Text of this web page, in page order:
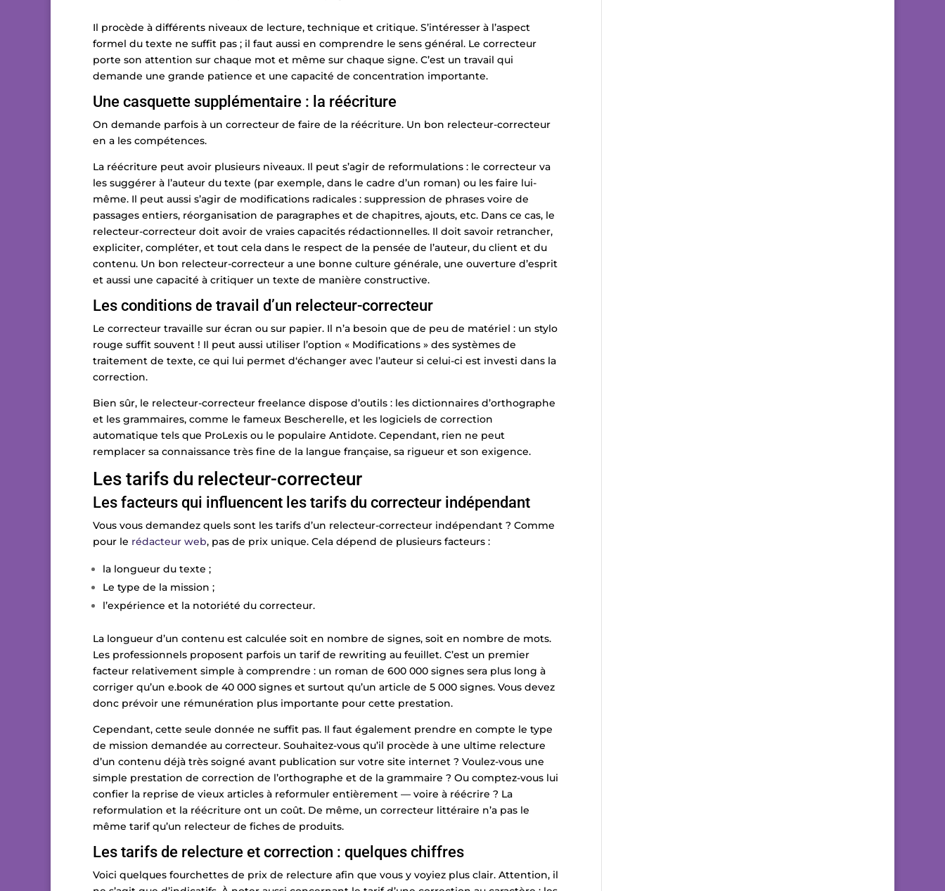
Il procède à différents niveaux de lecture, technique et critique. S’intéresser à l’aspect
formel du texte ne suffit pas ; il faut aussi en comprendre le sens général. Le correcteur
porte son attention sur chaque mot et même sur chaque signe. C’est un travail qui
demande une grande patience et une capacité de concentration importante.
Une casquette supplémentaire : la réécriture
On demande parfois à un correcteur de faire de la réécriture. Un bon relecteur-correcteur
en a les compétences.
La réécriture peut avoir plusieurs niveaux. Il peut s’agir de reformulations : le correcteur va
les suggérer à l’auteur du texte (par exemple, dans le cadre d’un roman) ou les faire lui-
même. Il peut aussi s’agir de modifications radicales : suppression de phrases voire de
passages entiers, réorganisation de paragraphes et de chapitres, ajouts, etc. Dans ce cas, le
relecteur-correcteur doit avoir de vraies capacités rédactionnelles. Il doit savoir retrancher,
expliciter, compléter, et tout cela dans le respect de la pensée de l’auteur, du client et du
contenu. Un bon relecteur-correcteur a une bonne culture générale, une ouverture d’esprit
et aussi une capacité à critiquer un texte de manière constructive.
Les conditions de travail d’un relecteur-correcteur
Le correcteur travaille sur écran ou sur papier. Il n’a besoin que de peu de matériel : un stylo
rouge suffit souvent ! Il peut aussi utiliser l’option « Modifications » des systèmes de
traitement de texte, ce qui lui permet d‘échanger avec l’auteur si celui-ci est investi dans la
correction.
Bien sûr, le relecteur-correcteur freelance dispose d’outils : les dictionnaires d’orthographe
et les grammaires, comme le fameux Bescherelle, et les logiciels de correction
automatique tels que ProLexis ou le populaire Antidote. Cependant, rien ne peut
remplacer sa connaissance très fine de la langue française, sa rigueur et son exigence.
Les tarifs du relecteur-correcteur
Les facteurs qui influencent les tarifs du correcteur indépendant
Vous vous demandez quels sont les tarifs d’un relecteur-correcteur indépendant ? Comme
pour le rédacteur web, pas de prix unique. Cela dépend de plusieurs facteurs :
la longueur du texte ;
Le type de la mission ;
l’expérience et la notoriété du correcteur.
La longueur d’un contenu est calculée soit en nombre de signes, soit en nombre de mots.
Les professionnels proposent parfois un tarif de rewriting au feuillet. C’est un premier
facteur relativement simple à comprendre : un roman de 600 000 signes sera plus long à
corriger qu’un e.book de 40 000 signes et surtout qu’un article de 5 000 signes. Vous devez
donc prévoir une rémunération plus importante pour cette prestation.
Cependant, cette seule donnée ne suffit pas. Il faut également prendre en compte le type
de mission demandée au correcteur. Souhaitez-vous qu’il procède à une ultime relecture
d’un contenu déjà très soigné avant publication sur votre site internet ? Voulez-vous une
simple prestation de correction de l’orthographe et de la grammaire ? Ou comptez-vous lui
confier la reprise de vieux articles à reformuler entièrement — voire à réécrire ? La
reformulation et la réécriture ont un coût. De même, un correcteur littéraire n’a pas le
même tarif qu’un relecteur de fiches de produits.
Les tarifs de relecture et correction : quelques chiffres
Voici quelques fourchettes de prix de relecture afin que vous y voyiez plus clair. Attention, il